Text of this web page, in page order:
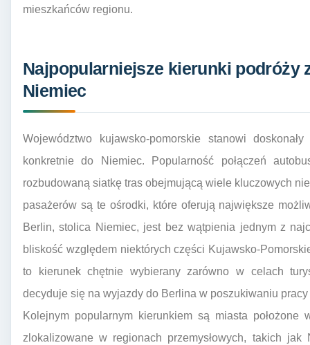
mieszkańców regionu.
Najpopularniejsze kierunki podróży
Niemiec
Województwo kujawsko-pomorskie stanowi
konkretnie do Niemiec. Popularność połączeń
rozbudowaną siatkę tras obejmującą wiele kluczowych
pasażerów są te ośrodki, które oferują największe
Berlin, stolica Niemiec, jest bez wątpienia jednym z
bliskość względem niektórych części Kujawsko-
to kierunek chętnie wybierany zarówno w celach
decyduje się na wyjazdy do Berlina w poszukiwaniu
Kolejnym popularnym kierunkiem są miasta położone
zlokalizowane w regionach przemysłowych, takich jak